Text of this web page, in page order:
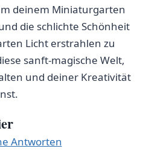
deinem Miniaturgarten
die⁤ schlichte Schönheit
Licht⁢ erstrahlen zu
sanft-magische Welt,
und deiner Kreativität
Antworten